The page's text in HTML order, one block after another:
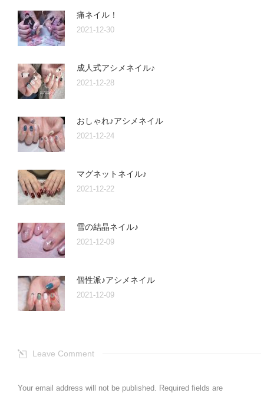
痛ネイル！
2021-12-30
成人式アシメネイル♪
2021-12-28
おしゃれ♪アシメネイル
2021-12-24
マグネットネイル♪
2021-12-22
雪の結晶ネイル♪
2021-12-09
個性派♪アシメネイル
2021-12-09
Leave Comment
Your email address will not be published. Required fields are